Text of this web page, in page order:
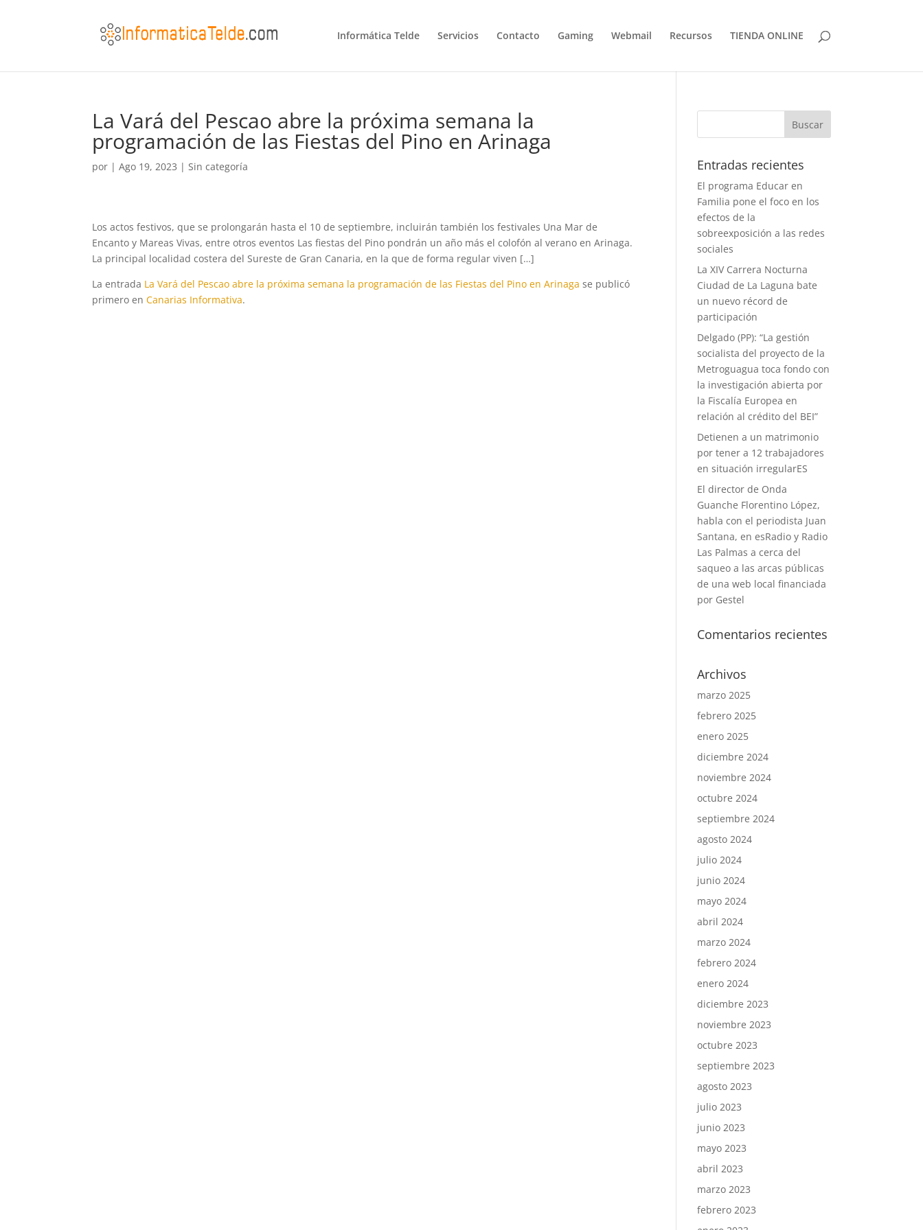
Informática Telde Servicios Contacto Gaming Webmail Recursos TIENDA ONLINE
La Vará del Pescao abre la próxima semana la
programación de las Fiestas del Pino en Arinaga
por |Ago 19, 2023 |Sin categoría
Los actos festivos, que se prolongarán hasta el 10 de septiembre, incluirán también los festivales Una Mar de
Encanto y Mareas Vivas, entre otros eventos Las fiestas del Pino pondrán un año más el colofón al verano en Arinaga.
La principal localidad costera del Sureste de Gran Canaria, en la que de forma regular viven […]
La entrada La Vará del Pescao abre la próxima semana la programación de las Fiestas del Pino en Arinaga se publicó
primero enCanarias Informativa.
Entradas recientes
El programa Educar en
Familia pone el foco en los
efectos de la
sobreexposición a las redes
sociales
La XIV Carrera Nocturna
Ciudad de La Laguna bate
un nuevo récord de
participación
Delgado (PP): “La gestión
socialista del proyecto de la
Metroguagua toca fondo con
la investigación abierta por
la Fiscalía Europea en
relación al crédito del BEI”
Detienen a un matrimonio
por tener a 12 trabajadores
en situación irregularES
El director de Onda
Guanche Florentino López,
habla con el periodista Juan
Santana, en esRadio y Radio
Las Palmas a cerca del
saqueo a las arcas públicas
de una web local financiada
por Gestel
Comentarios recientes
Archivos
marzo 2025
febrero 2025
enero 2025
diciembre 2024
noviembre 2024
octubre 2024
septiembre 2024
agosto 2024
julio 2024
junio 2024
mayo 2024
abril 2024
marzo 2024
febrero 2024
enero 2024
diciembre 2023
noviembre 2023
octubre 2023
septiembre 2023
agosto 2023
julio 2023
junio 2023
mayo 2023
abril 2023
marzo 2023
febrero 2023